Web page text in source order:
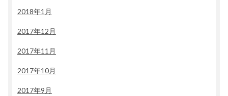
2018年1月
2017年12月
2017年11月
2017年10月
2017年9月